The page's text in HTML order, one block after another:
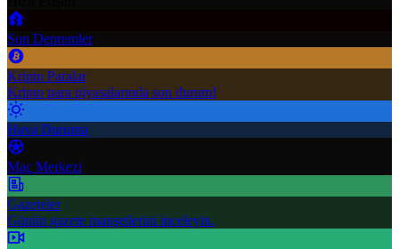
Son Depremler
Kripto Paralar
Kripto para piyasalarında son durum!
Hava Durumu
Maç Merkezi
Gazeteler
Günün gazete manşetlerini inceleyin.